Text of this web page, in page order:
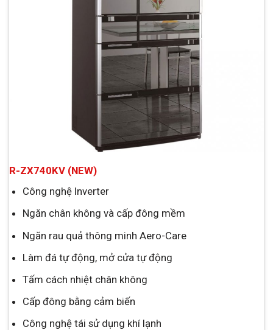
R-ZX740KV (NEW)
Công nghệ Inverter
Ngăn chân không và cấp đông mềm
Ngăn rau quả thông minh Aero-Care
Làm đá tự động, mở cửa tự động
Tấm cách nhiệt chân không
Cấp đông bằng cảm biến
Công nghệ tái sử dụng khí lạnh